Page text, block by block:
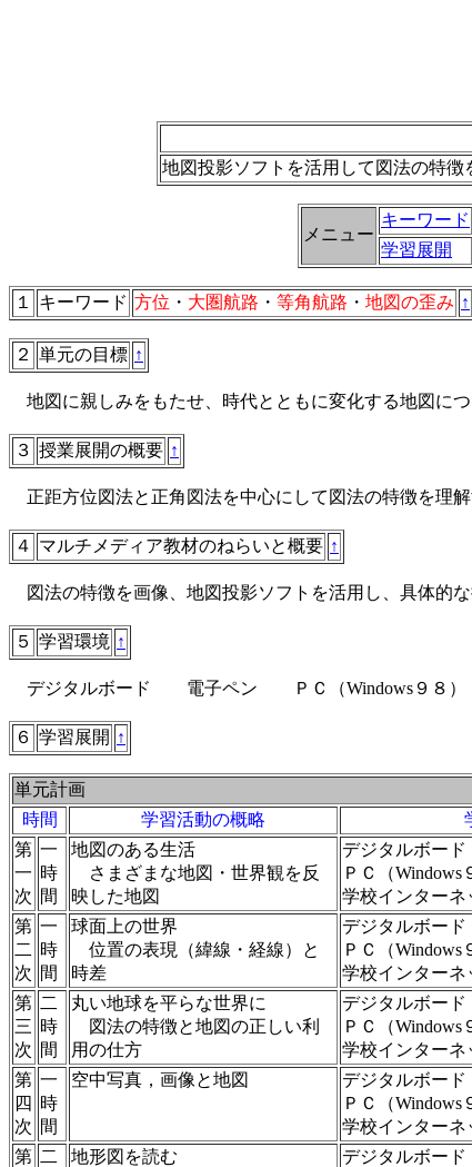
地図投影ソフトを活用して図法の特徴
メニュー
キーワード
学習展開
１ キーワード 方位 ・ 大圏航路 ・ 等角航路 ・ 地図の歪み ↑
２ 単元の目標 ↑
地図に親しみをもたせ、時代とともに変化する地図に
３ 授業展開の概要 ↑
正距方位図法と正角図法を中心にして図法の特徴を理解
４ マルチメディア教材のねらいと概要 ↑
図法の特徴を画像、地図投影ソフトを活用し、具体的
５ 学習環境 ↑
デジタルボード 電子ペン ＰＣ（Windows９８
６ 学習展開 ↑
単元計画
時間
学習活動の概略
第
一
次
一
時
間
地図のある生活
さまざまな地図・世界観を反
映した地図
デジタルボー
ＰＣ（
学校インター
第
二
次
一
時
間
球面上の世界
位置の表現（緯線・経線）と
時差
デジタルボー
ＰＣ（
学校インター
第
三
次
二
時
間
丸い地球を平らな世界に
図法の特徴と地図の正しい利
用の仕方
デジタルボー
ＰＣ（
学校インター
第
四
次
一
時
間
空中写真，画像と地図
デジタルボー
ＰＣ（
学校インター
第 二
地形図を読む
デジタルボー